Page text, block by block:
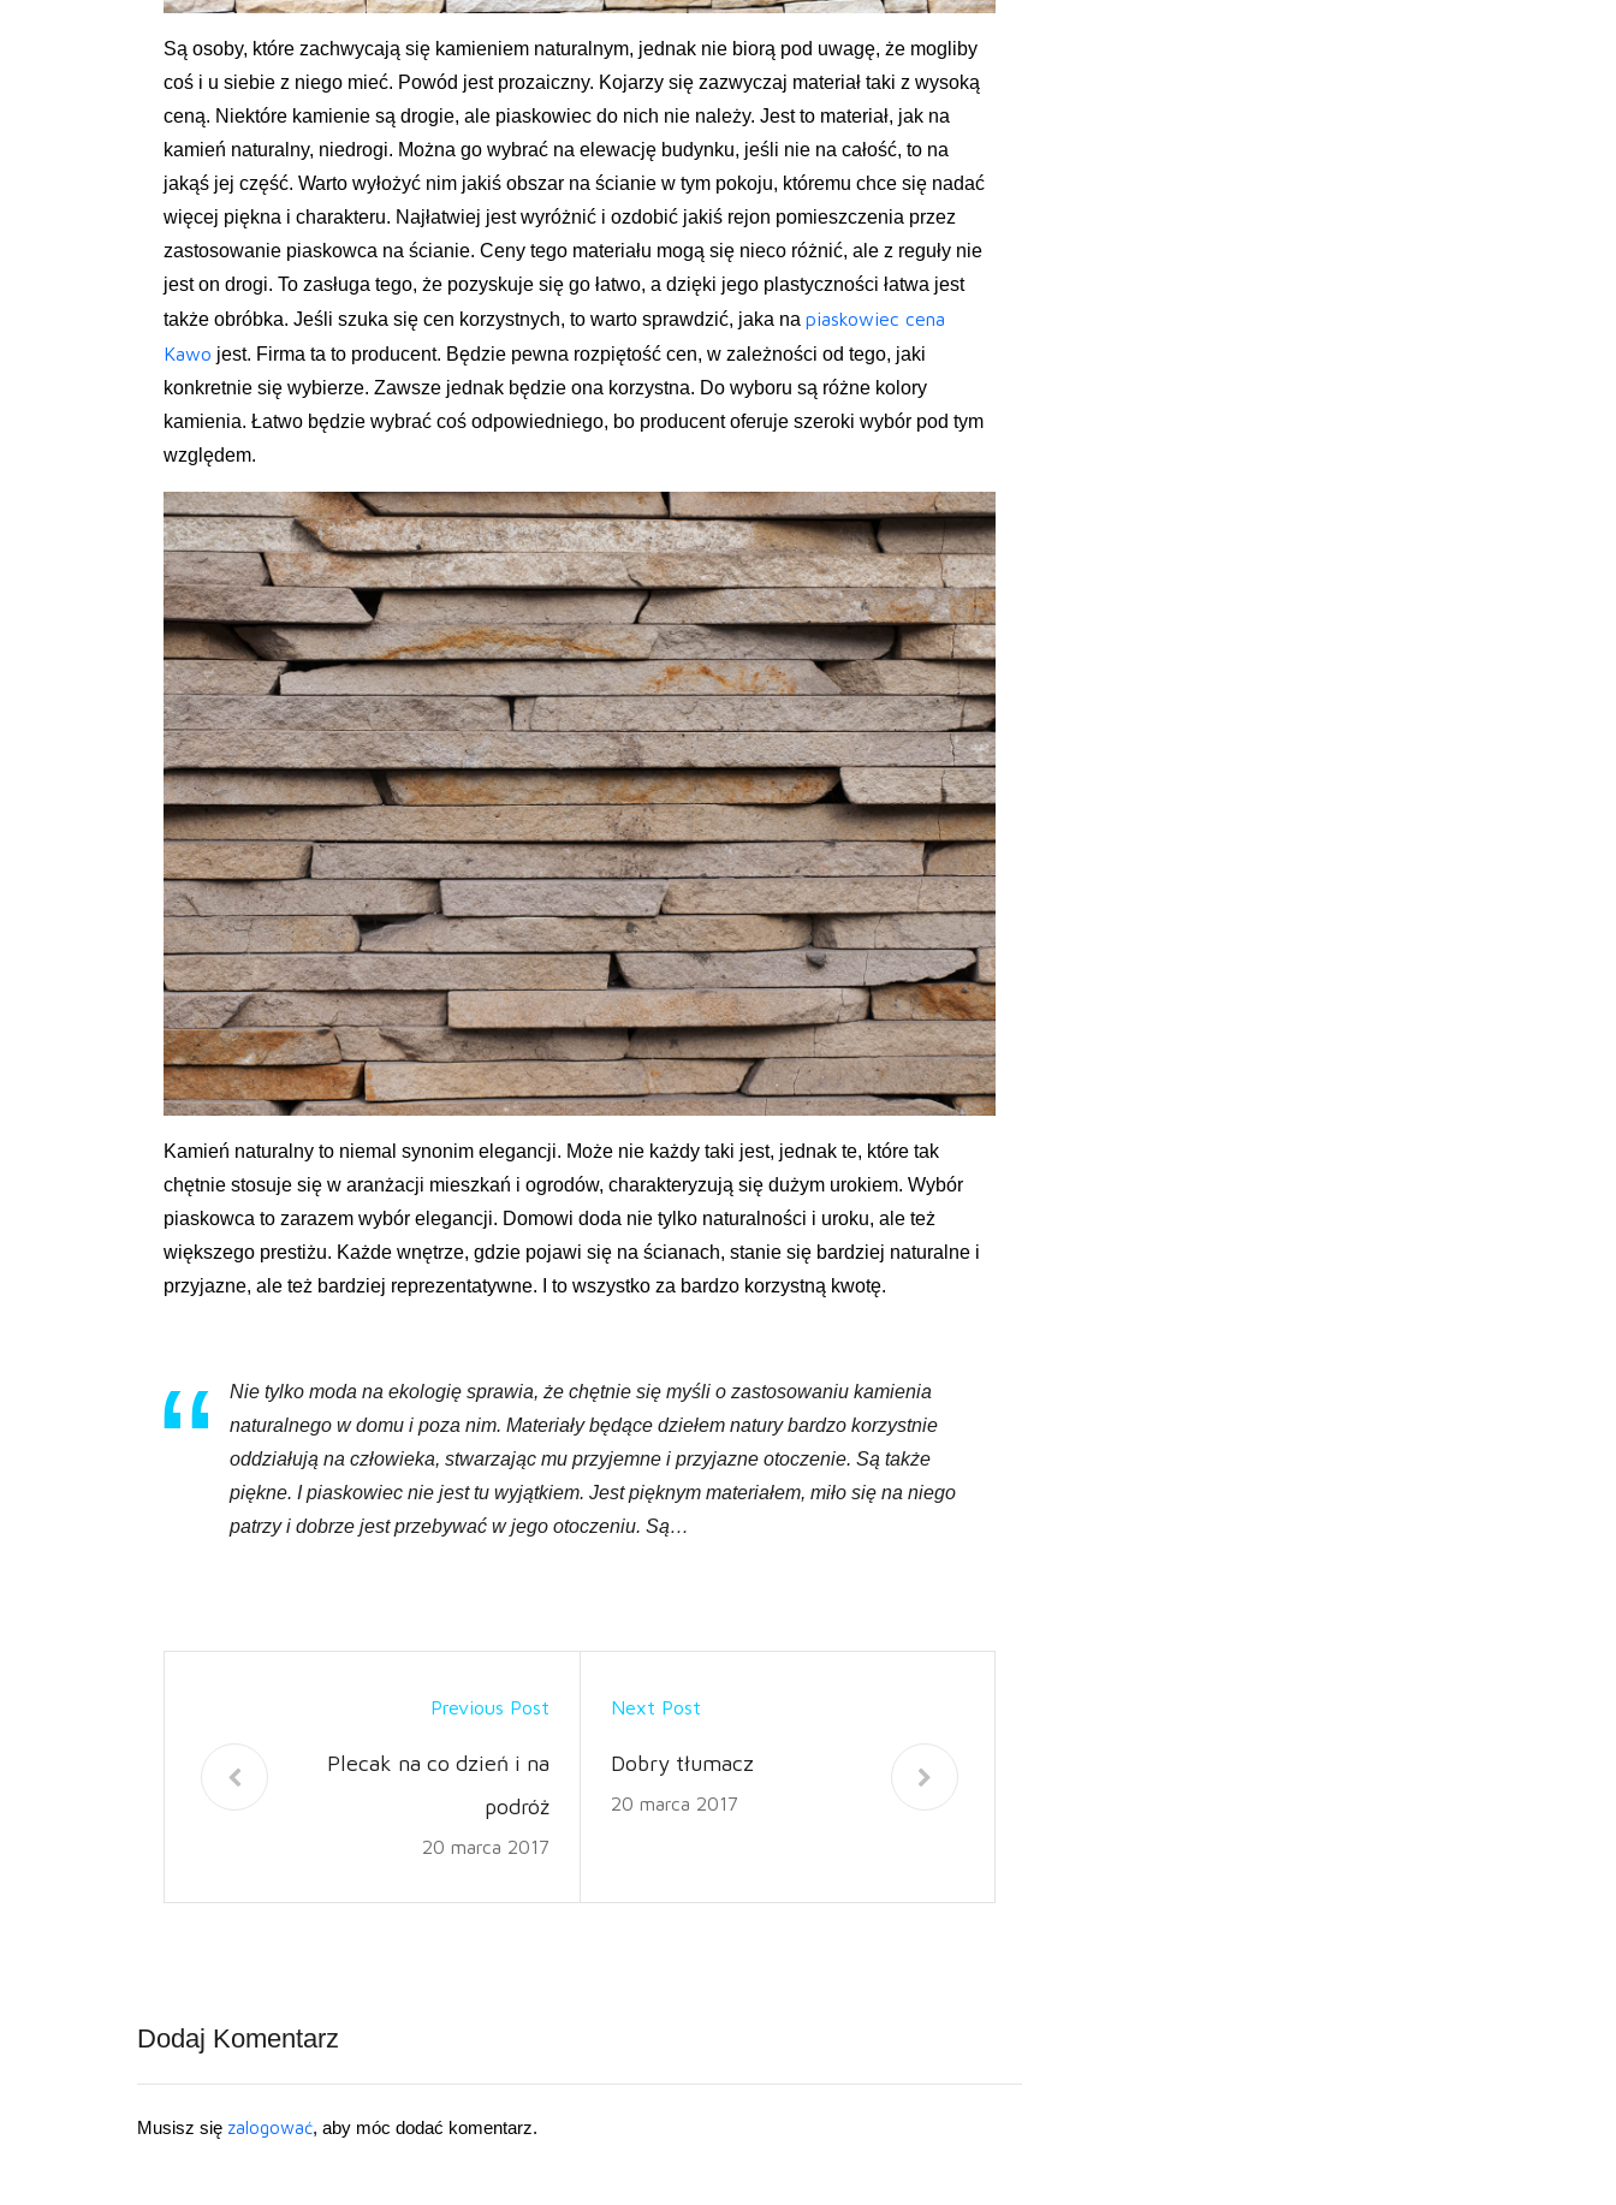
Są osoby, które zachwycają się kamieniem naturalnym, jednak nie biorą pod uwagę, że mogliby
coś i u siebie z niego mieć. Powód jest prozaiczny. Kojarzy się zazwyczaj materiał taki z wysoką
ceną. Niektóre kamienie są drogie, ale piaskowiec do nich nie należy. Jest to materiał, jak na
kamień naturalny, niedrogi. Można go wybrać na elewację budynku, jeśli nie na całość, to na
jakąś jej część. Warto wyłożyć nim jakiś obszar na ścianie w tym pokoju, któremu chce się nadać
więcej piękna i charakteru. Najłatwiej jest wyróżnić i ozdobić jakiś rejon pomieszczenia przez
zastosowanie piaskowca na ścianie. Ceny tego materiału mogą się nieco różnić, ale z reguły nie
jest on drogi. To zasługa tego, że pozyskuje się go łatwo, a dzięki jego plastyczności łatwa jest
także obróbka. Jeśli szuka się cen korzystnych, to warto sprawdzić, jaka na piaskowiec cena
Kawo jest. Firma ta to producent. Będzie pewna rozpiętość cen, w zależności od tego, jaki
konkretnie się wybierze. Zawsze jednak będzie ona korzystna. Do wyboru są różne kolory
kamienia. Łatwo będzie wybrać coś odpowiedniego, bo producent oferuje szeroki wybór pod tym
względem.
Kamień naturalny to niemal synonim elegancji. Może nie każdy taki jest, jednak te, które tak
chętnie stosuje się w aranżacji mieszkań i ogrodów, charakteryzują się dużym urokiem. Wybór
piaskowca to zarazem wybór elegancji. Domowi doda nie tylko naturalności i uroku, ale też
większego prestiżu. Każde wnętrze, gdzie pojawi się na ścianach, stanie się bardziej naturalne i
przyjazne, ale też bardziej reprezentatywne. I to wszystko za bardzo korzystną kwotę.
Nie tylko moda na ekologię sprawia, że chętnie się myśli o zastosowaniu kamienia
naturalnego w domu i poza nim. Materiały będące dziełem natury bardzo korzystnie
oddziałują na człowieka, stwarzając mu przyjemne i przyjazne otoczenie. Są także
piękne. I piaskowiec nie jest tu wyjątkiem. Jest pięknym materiałem, miło się na niego
patrzy i dobrze jest przebywać w jego otoczeniu. Są…
Previous Post
Plecak na co dzień i na
podróż
20 marca 2017
Next Post
Dobry tłumacz
20 marca 2017
Dodaj Komentarz
Musisz się zalogować, aby móc dodać komentarz.